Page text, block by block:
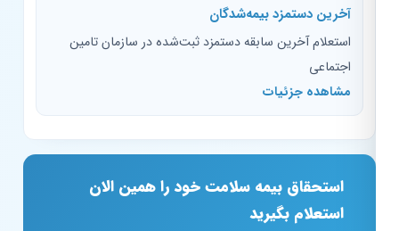
آخرین دستمزد بیمه‌شدگان
استعلام آخرین سابقه دستمزد ثبت‌شده در سازمان تامین
اجتماعی
مشاهده جزئیات
استحقاق بیمه سلامت خود را همین الان
استعلام بگیرید